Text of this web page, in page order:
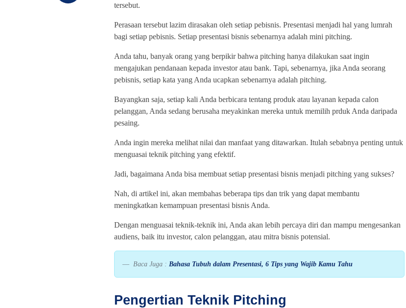
tersebut.
Perasaan tersebut lazim dirasakan oleh setiap pebisnis. Presentasi menjadi hal yang lumrah
bagi setiap pebisnis. Setiap presentasi bisnis sebenarnya adalah mini pitching.
Anda tahu, banyak orang yang berpikir bahwa pitching hanya dilakukan saat ingin
mengajukan pendanaan kepada investor atau bank. Tapi, sebenarnya, jika Anda seorang
pebisnis, setiap kata yang Anda ucapkan sebenarnya adalah pitching.
Bayangkan saja, setiap kali Anda berbicara tentang produk atau layanan kepada calon
pelanggan, Anda sedang berusaha meyakinkan mereka untuk memilih prduk Anda daripada
pesaing.
Anda ingin mereka melihat nilai dan manfaat yang ditawarkan. Itulah sebabnya penting untuk
menguasai teknik pitching yang efektif.
Jadi, bagaimana Anda bisa membuat setiap presentasi bisnis menjadi pitching yang sukses?
Nah, di artikel ini, akan membahas beberapa tips dan trik yang dapat membantu
meningkatkan kemampuan presentasi bisnis Anda.
Dengan menguasai teknik-teknik ini, Anda akan lebih percaya diri dan mampu mengesankan
audiens, baik itu investor, calon pelanggan, atau mitra bisnis potensial.
Baca Juga : Bahasa Tubuh dalam Presentasi, 6 Tips yang Wajib Kamu Tahu
Pengertian Teknik Pitching